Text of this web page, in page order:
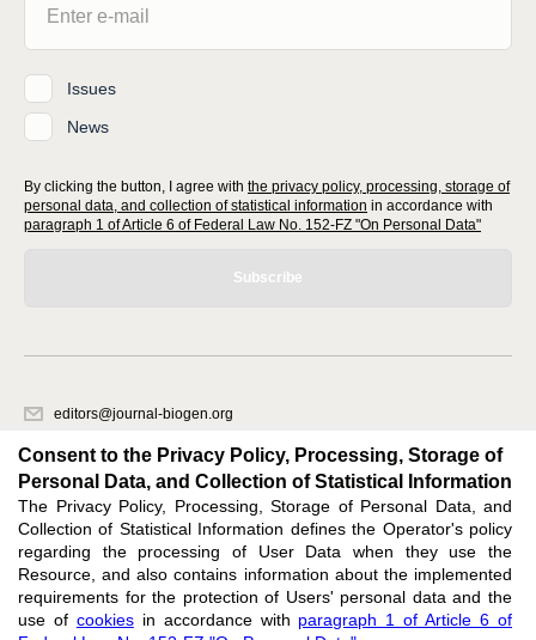
Issues
News
By clicking the button, I agree with the privacy policy, processing, storage of
personal data, and collection of statistical information in accordance with
paragraph 1 of Article 6 of Federal Law No. 152-FZ "On Personal Data"
Subscribe
editors@journal-biogen.org
620066, Sverdlovsk region, Yekaterinburg, st. Akademicheskaya, 11A,
office 1
Feedback
Consent to the Privacy Policy, Processing, Storage of
Personal Data, and Collection of Statistical Information
The Privacy Policy, Processing, Storage of Personal Data, and
Collection of Statistical Information defines the Operator's policy
regarding the processing of User Data when they use the
Resource, and also contains information about the implemented
requirements for the protection of Users' personal data and the
use of cookiesin accordance with paragraph 1 of Article 6 of